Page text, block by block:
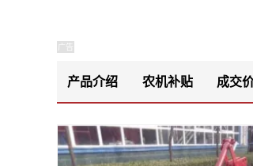
广告
产品介绍 农机补贴 成交